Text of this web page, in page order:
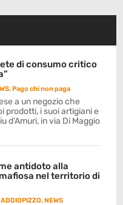
di consumo critico
,Pago chi non paga
a un negozio che
prodotti, i suoi artigiani e
d’Amuri, in via Di Maggio
antidoto alla
nel territorio di
,NEWS